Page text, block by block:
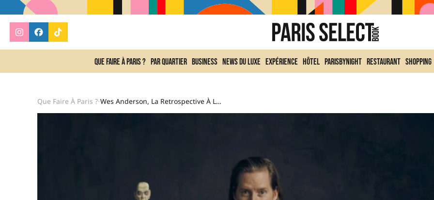
Que faire à Paris ? Par quartier Business News du Luxe Expérience Hôtel ParisByNight Restaurant Shopping
Que Faire À Paris ?• Wes Anderson, La Retrospective À La Cinémathèque De Paris